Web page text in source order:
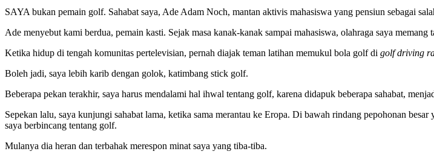
SAYA bukan pemain golf. Sahabat saya, Ade Adam Noch, mantan aktivis mahasiswa yang pensiun sebagai
Ade menyebut kami berdua, pemain kasti. Sejak masa kanak-kanak sampai mahasiswa, olahraga saya
Ketika hidup di tengah komunitas pertelevisian, pernah diajak teman latihan memukul bola golf di golf driving
Boleh jadi, saya lebih karib dengan golok, katimbang stick golf.
Beberapa pekan terakhir, saya harus mendalami hal ihwal tentang golf, karena didapuk beberapa sahabat,
Sepekan lalu, saya kunjungi sahabat lama, ketika sama merantau ke Eropa. Di bawah rindang pepohonan
saya berbincang tentang golf.
Mulanya dia heran dan terbahak merespon minat saya yang tiba-tiba.